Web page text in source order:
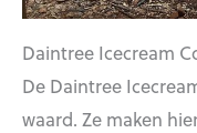
Daintree Icecream
De Daintree
waard. Ze maken